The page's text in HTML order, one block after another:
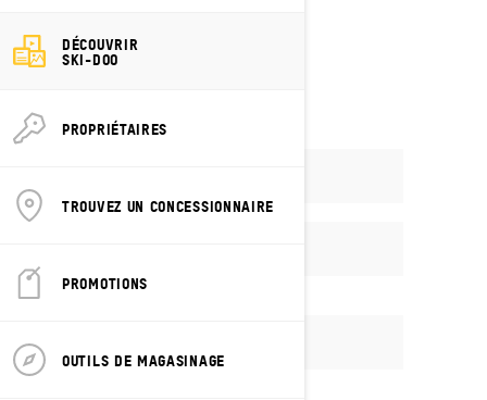
DÉCOUVRIR
SKI-DOO
PROPRIÉTAIRES
TROUVEZ UN CONCESSIONNAIRE
PROMOTIONS
OUTILS DE MAGASINAGE
PARTICIPEZ